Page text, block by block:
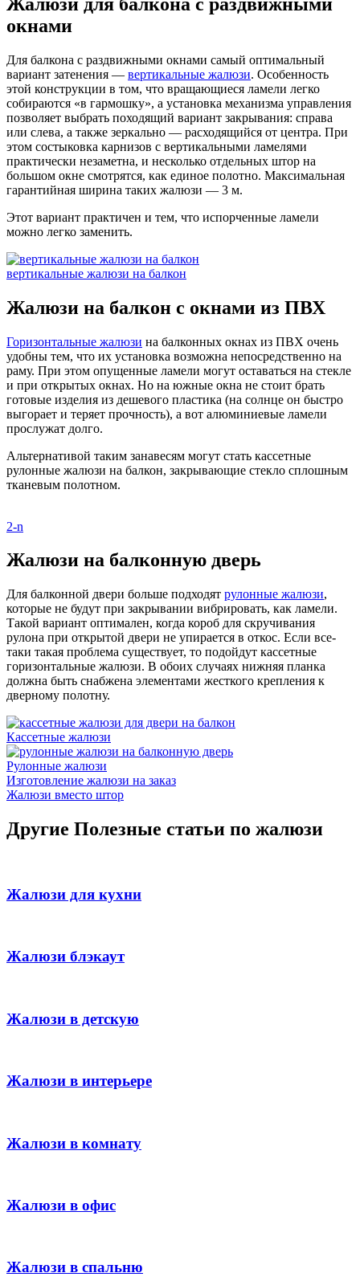
окнами
Для балкона с раздвижными окнами самый оптимальный
вариант затенения — вертикальные жалюзи. Особенность
этой конструкции в том, что вращающиеся ламели легко
собираются «в гармошку», а установка механизма управления
позволяет выбрать походящий вариант закрывания: справа
или слева, а также зеркально — расходящийся от центра. При
этом состыковка карнизов с вертикальными ламелями
практически незаметна, и несколько отдельных штор на
большом окне смотрятся, как единое полотно. Максимальная
гарантийная ширина таких жалюзи — 3 м.
Этот вариант практичен и тем, что испорченные ламели
можно легко заменить.
вертикальные жалюзи на балкон
Жалюзи на балкон с окнами из ПВХ
Горизонтальные жалюзи на балконных окнах из ПВХ очень
удобны тем, что их установка возможна непосредственно на
раму. При этом опущенные ламели могут оставаться на стекле
и при открытых окнах. Но на южные окна не стоит брать
готовые изделия из дешевого пластика (на солнце он быстро
выгорает и теряет прочность), а вот алюминиевые ламели
прослужат долго.
Альтернативой таким занавесям могут стать кассетные
рулонные жалюзи на балкон, закрывающие стекло сплошным
тканевым полотном.
2-n
Жалюзи на балконную дверь
Для балконной двери больше подходят рулонные жалюзи,
которые не будут при закрывании вибрировать, как ламели.
Такой вариант оптимален, когда короб для скручивания
рулона при открытой двери не упирается в откос. Если все-
таки такая проблема существует, то подойдут кассетные
горизонтальные жалюзи. В обоих случаях нижняя планка
должна быть снабжена элементами жесткого крепления к
дверному полотну.
Кассетные жалюзи
Рулонные жалюзи
Изготовление жалюзи на заказ
Жалюзи вместо штор
Другие Полезные статьи по жалюзи
Жалюзи для кухни
Жалюзи блэкаут
Жалюзи в детскую
Жалюзи в интерьере
Жалюзи в комнату
Жалюзи в офис
Жалюзи в спальню